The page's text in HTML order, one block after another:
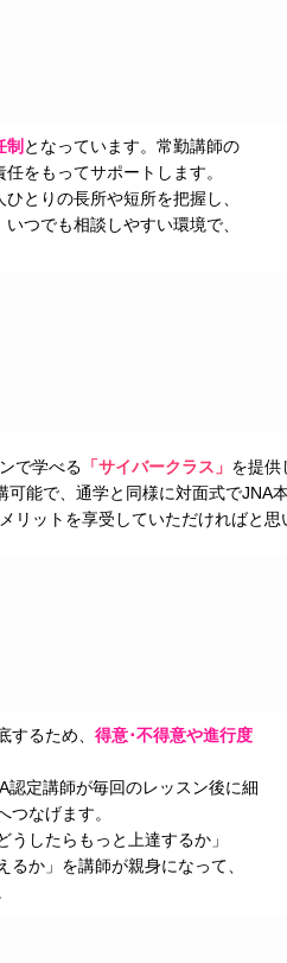
制となっています。常勤講師の
をもってサポートします。
とりの長所や短所を把握し、
つでも相談しやすい環境で、
で学べる 「サイバークラス」 を提供
能で、通学と同様に対面式でJNA
リットを享受していただければと思
するため、 得意･不得意や進行度
認定講師が毎回のレッスン後に細
つなげます。
したらもっと上達するか」
るか」を講師が親身になって、